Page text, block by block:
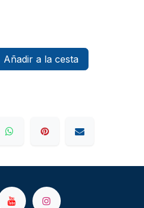
Añadir a la cesta